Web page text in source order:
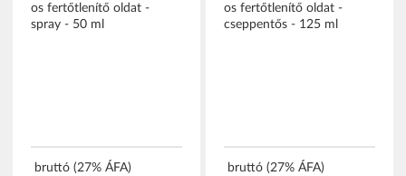
os fertőtlenítő oldat -
spray - 50 ml
bruttó (27% ÁFA)
os fertőtlenítő oldat -
cseppentős - 125 ml
bruttó (27% ÁFA)